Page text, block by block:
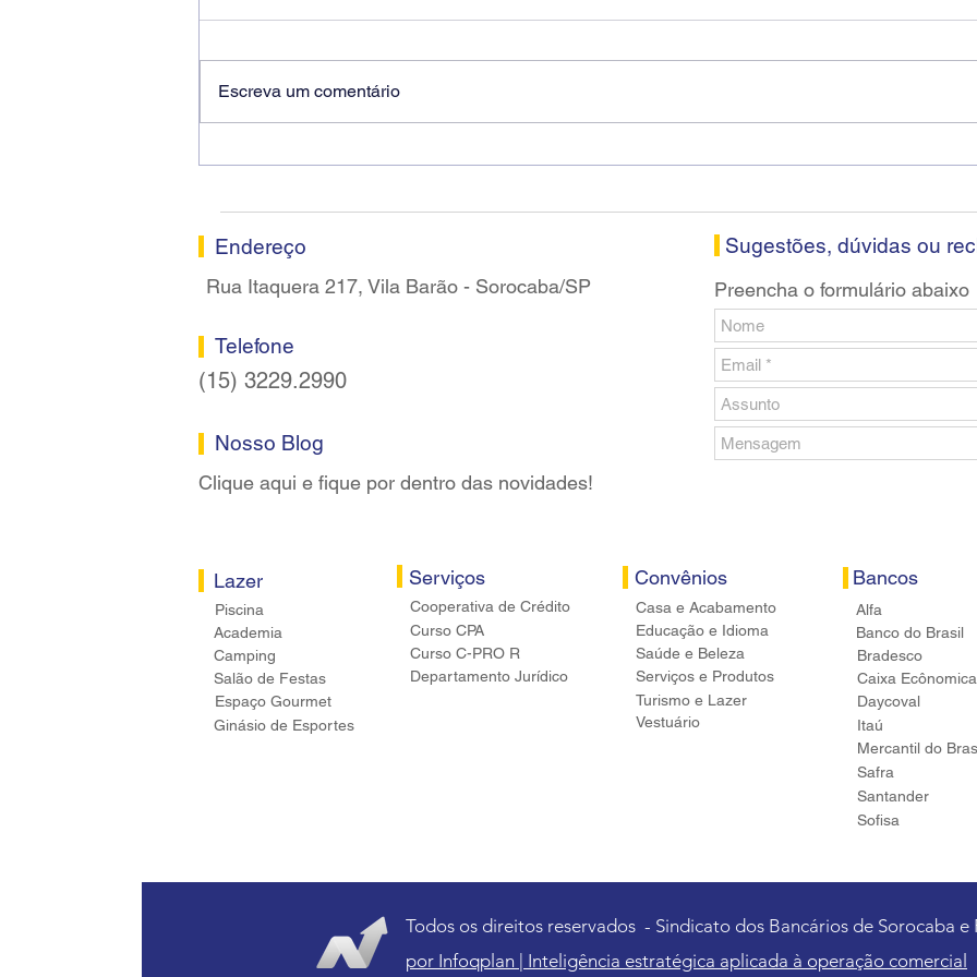
Escreva um comentário
Endereço
Rua Itaquera 217, Vila Barão - Sorocaba/SP
Telefone
(15) 3229.2990
Nosso Blog
Clique aqui e fique por dentro das novidades!
Lazer
Piscina
Academia
Camping
Salão de Festas
Espaço Gourmet
Ginásio de Esportes
Serviços
Cooperativa de Crédito
Curso CPA
Curso C-PRO R
Departamento Jurídico
Sugestões, dúvidas ou
Preencha o formulário abaixo
Convênios
Casa e Acabamento
Educação e Idioma
Saúde e Beleza
Serviços e Produtos
Turismo e Lazer
Vestuário
Bancos
Alfa
Banco do Brasil
Bradesco
Caixa
Daycoval
Itaú
Mercantil do
Safra
Santander
Sofisa
Todos os direitos reservados - Sindicato dos Bancários de Sorocaba
por Infoqplan | Inteligência estratégica aplicada à operação comercial